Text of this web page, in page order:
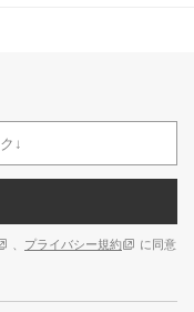
プライバシー規約
に同意